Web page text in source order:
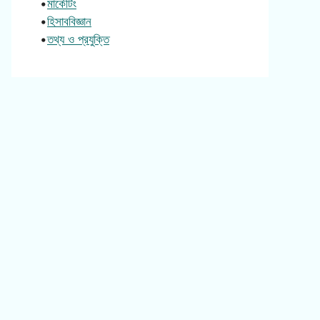
•মার্কেটিং
•হিসাববিজ্ঞান
•তথ্য ও প্রযুক্তি